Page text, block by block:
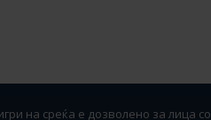
на среќа е дозволено за лица со